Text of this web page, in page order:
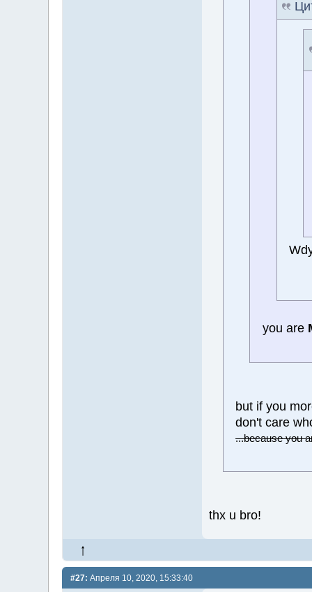
you are
but if you
don't care
...because you
thx u bro!
#27: Апреля 10, 2020, 15:33:40